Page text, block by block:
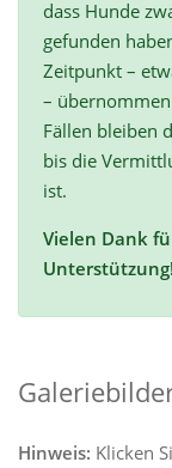
dass Hunde
gefunden
Zeitpunkt –
–
Fällen bleiben
bis die
ist.
Vielen Dank
Unterstützung!
Hinweis: Klicken